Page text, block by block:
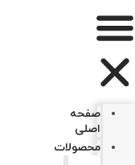
صفحه
اصلی
محصولات